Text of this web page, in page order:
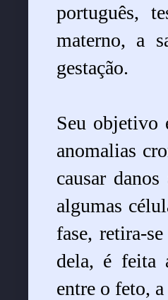
português,
materno, a
gestação.
Seu objetivo
anomalias
causar
algumas
fase, retira-
dela, é feita
entre o feto,